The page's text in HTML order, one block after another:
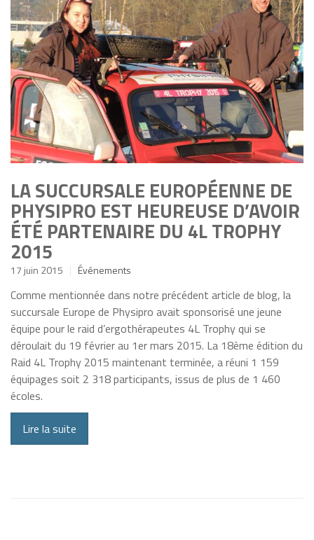
LA SUCCURSALE EUROPÉENNE DE
PHYSIPRO EST HEUREUSE D’AVOIR
ÉTÉ PARTENAIRE DU 4L TROPHY
2015
17 juin 2015 Événements
Comme mentionnée dans notre précédent article de blog, la
succursale Europe de Physipro avait sponsorisé une jeune
équipe pour le raid d’ergothérapeutes 4L Trophy qui se
déroulait du 19 février au 1er mars 2015. La 18ème édition du
Raid 4L Trophy 2015 maintenant terminée, a réuni 1 159
équipages soit 2 318 participants, issus de plus de 1 460
écoles.
Lire la suite